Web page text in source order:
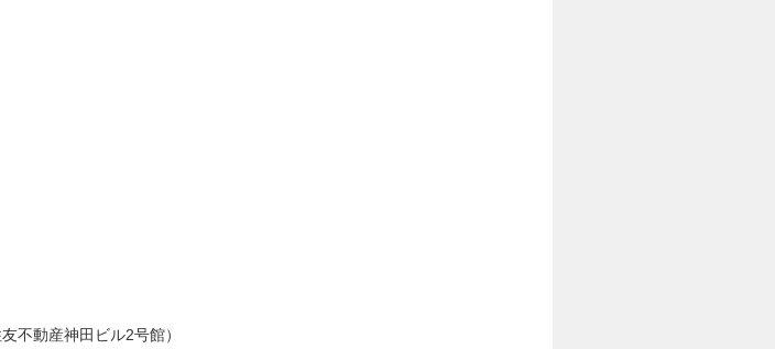
不動産神田ビル2号館）